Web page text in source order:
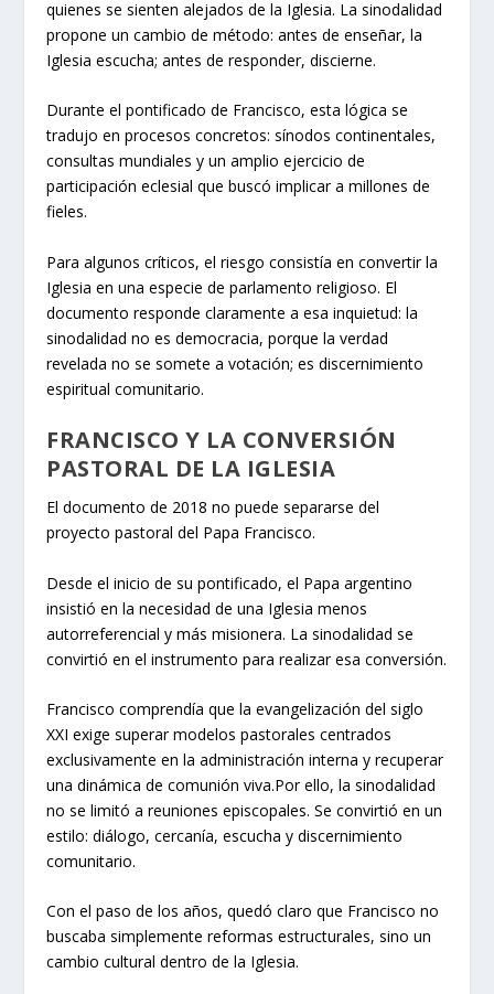
quienes se sienten alejados de la Iglesia. La sinodalidad
propone un cambio de método: antes de enseñar, la
Iglesia escucha; antes de responder, discierne.
Durante el pontificado de Francisco, esta lógica se
tradujo en procesos concretos: sínodos continentales,
consultas mundiales y un amplio ejercicio de
participación eclesial que buscó implicar a millones de
fieles.
Para algunos críticos, el riesgo consistía en convertir la
Iglesia en una especie de parlamento religioso. El
documento responde claramente a esa inquietud: la
sinodalidad no es democracia, porque la verdad
revelada no se somete a votación; es discernimiento
espiritual comunitario.
FRANCISCO Y LA CONVERSIÓN
PASTORAL DE LA IGLESIA
El documento de 2018 no puede separarse del
proyecto pastoral del Papa Francisco.
Desde el inicio de su pontificado, el Papa argentino
insistió en la necesidad de una Iglesia menos
autorreferencial y más misionera. La sinodalidad se
convirtió en el instrumento para realizar esa conversión.
Francisco comprendía que la evangelización del siglo
XXI exige superar modelos pastorales centrados
exclusivamente en la administración interna y recuperar
una dinámica de comunión viva.Por ello, la sinodalidad
no se limitó a reuniones episcopales. Se convirtió en un
estilo: diálogo, cercanía, escucha y discernimiento
comunitario.
Con el paso de los años, quedó claro que Francisco no
buscaba simplemente reformas estructurales, sino un
cambio cultural dentro de la Iglesia.